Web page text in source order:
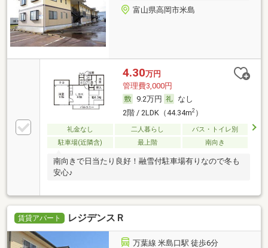
富山県高岡市米島
4.30万円
管理費3,000円
9.2万円
なし
2階 / 2LDK（44.34m2）
礼金なし 二人暮らし
バス・トイレ別
駐車場(近隣含)
最上階 南向き
南向きで日当たり良好！融雪付駐車場有りなので冬も
安心♪
賃貸アパート レジデンスＲ
万葉線 米島口駅 徒歩6分